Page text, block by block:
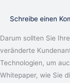
Schreibe einen
Darum sollten Sie
veränderte
Technologien, um
Whitepaper, wie Sie